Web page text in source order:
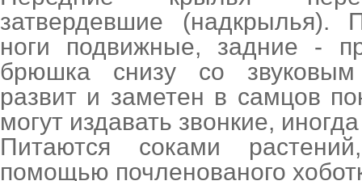
затвердевшие (надкрылья).
ноги подвижные, задние -
брюшка снизу со
развит и заметен в самцов
могут издавать звонкие,
Питаются соками
помощью почленованого